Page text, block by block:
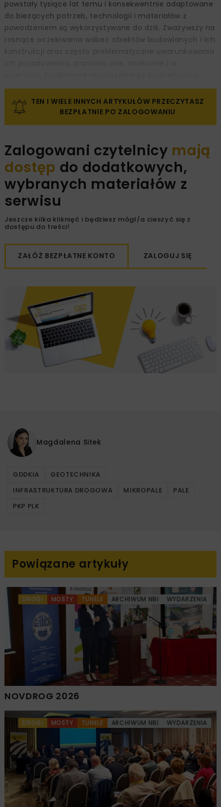
powstały tysiące lat temu i konsekwentnie adaptowane
do bieżących potrzeb, technologii i materiałów z
powodzeniem są wykorzystywane do dziś. Zważywszy na
rosnące oczekiwania wobec obiektów budowlanych i ich
konstrukcji oraz często problematyczne uwarunkowania
TEN I WIELE INNYCH ARTYKUŁÓW PRZECZYTASZ
BEZPŁATNIE PO ZALOGOWANIU
Zalogowani czytelnicy mają
dostęp do dodatkowych,
wybranych materiałów z
serwisu
Jeszcze kilka kliknięć i będziesz mógł/a cieszyć się z
dostępu do treści!
ZAŁÓŻ BEZPŁATNE KONTO ZALOGUJ SIĘ
Magdalena Sitek
GDDKIA
GEOTECHNIKA
INFRASTRUKTURA DROGOWA
MIKROPALE
PALE
PKP PLK
Powiązane artykuły
DROGI MOSTY TUNELE ARCHIWUM NBI WYDARZENIA
NOVDROG 2026
DROGI MOSTY TUNELE ARCHIWUM NBI WYDARZENIA